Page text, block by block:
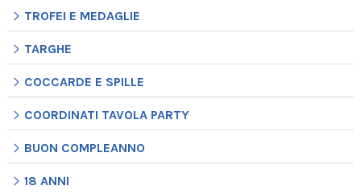
TROFEI E MEDAGLIE
TARGHE
COCCARDE E SPILLE
COORDINATI TAVOLA PARTY
BUON COMPLEANNO
18 ANNI